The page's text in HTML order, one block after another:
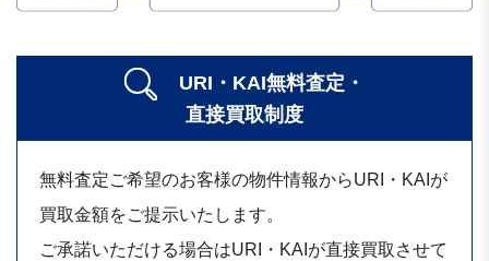
URI・KAI無料査定・
直接買取制度
無料査定ご希望のお客様の物件情報からURI・KAIが
買取金額をご提示いたします。
ご承諾いただける場合はURI・KAIが直接買取させて